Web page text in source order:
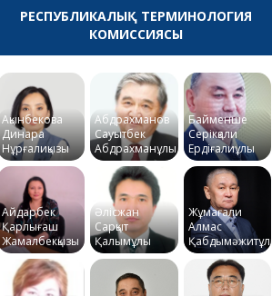
РЕСПУБЛИКАЛЫҚ ТЕРМИНОЛОГИЯ
КОМИССИЯСЫ
Ақынбекова
Динара
Нұрғалиқызы
Абдрахманов
Сауытбек
Абдрахманұлы
Байменше
Серікқали
Ердіғалиұлы
Айдарбек
Қарлығаш
Жамалбекқызы
Әлісжан
Сарқыт
Қалымұлы
Жұмағали
Алмас
Қабдымәжитұлы